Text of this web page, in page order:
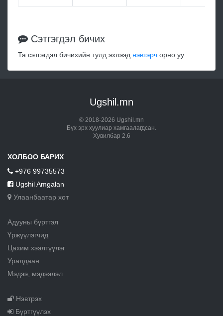
Сэтгэгдэл бичих
Та сэтгэгдэл бичихийн тулд эхлээд нэвтэрч орно уу.
Ugshil.mn
© 2018-2026 Ugshil.mn
Бүх эрх хуулиар хамгаалагдсан.
Хувилбар 2.6
ХОЛБОО БАРИХ
+976 99735573
Ugshil Amgalan
Улаанбаатар хот
Адууны бүртгэл
Үржүүлэгчид
Цахим хээлтүүлэг
Уралдаан
Мэдээ, мэдээлэл
Нэвтрэх
Бүртгүүлэх